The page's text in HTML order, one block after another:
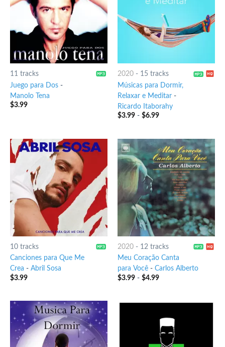
11 tracks
Juego para Dos-
Manolo Tena
$3.99
2020- 15 tracks
Músicas para Dormir,
Relaxar e Meditar-
Ricardo Itaborahy
$3.99- $6.99
10 tracks
Canciones para Que Me
Crea - Abril Sosa
$3.99
2020- 12 tracks
Meu Coração Canta
para Você- Carlos Alberto
$3.99- $4.99